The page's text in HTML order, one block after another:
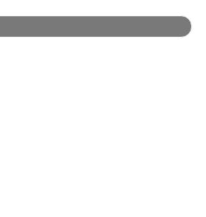
MAL SO ZUM WISSEN knöpfen
das neueste Meisterwerk der